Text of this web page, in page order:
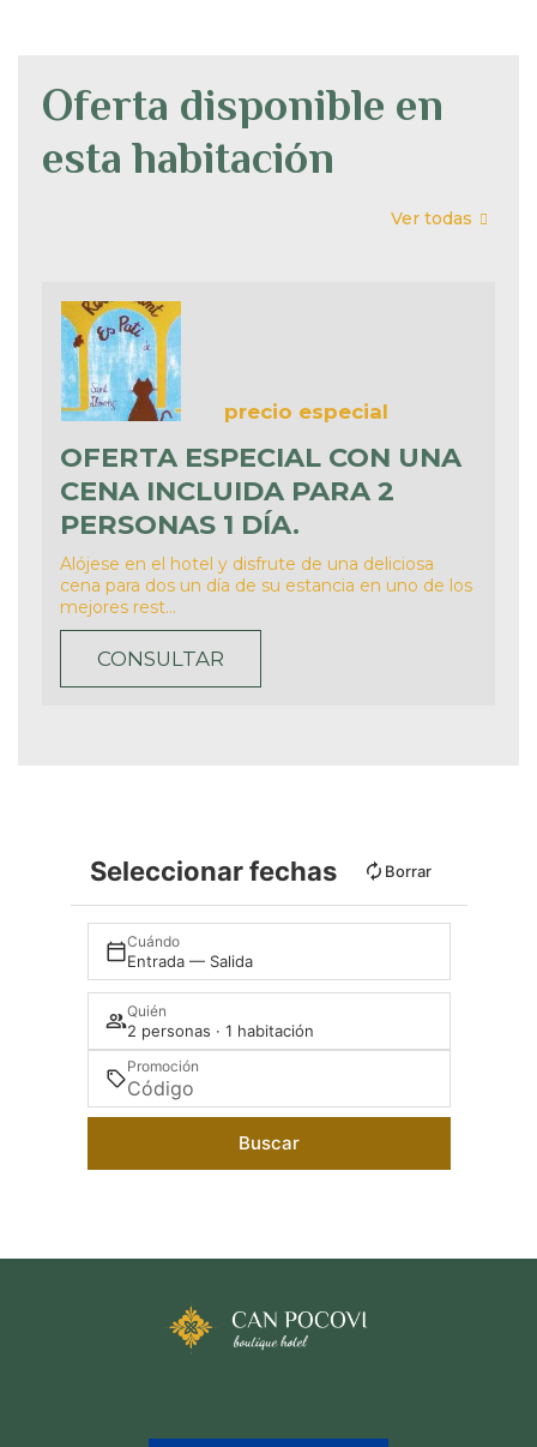
Oferta disponible en
esta habitación
Ver todas
precio especial
OFERTA ESPECIAL CON UNA
CENA INCLUIDA PARA 2
PERSONAS 1 DÍA.
Alójese en el hotel y disfrute de una deliciosa
cena para dos un día de su estancia en uno de los
mejores rest...
CONSULTAR
Seleccionar fechas Borrar
Cuándo
Entrada — Salida
Quién
2 personas · 1 habitación
Promoción
Buscar